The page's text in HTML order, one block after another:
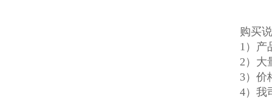
购买
1）产
2）大
3）价
4）我